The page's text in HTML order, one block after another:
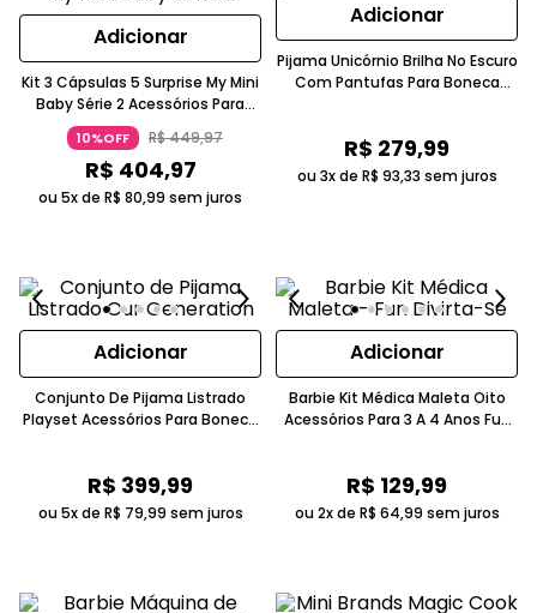
Adicionar
Kit 3 Cápsulas 5 Surprise My Mini
Baby Série 2 Acessórios Para
Bonecas Candide
10%OFF R$449,97
R$ 404,97
ou 5x de R$ 80,99 sem juros
Adicionar
Pijama Unicórnio Brilha No Escuro
Com Pantufas Para Boneca
R$ 279,99
ou 3x de R$ 93,33 sem juros
Adicionar
Conjunto De Pijama Listrado
Playset Acessórios Para Boneca
R$ 399,99
ou 5x de R$ 79,99 sem juros
Adicionar
Barbie Kit Médica Maleta Oito
Acessórios Para 3 A 4 Anos Fun
R$ 129,99
ou 2x de R$ 64,99 sem juros